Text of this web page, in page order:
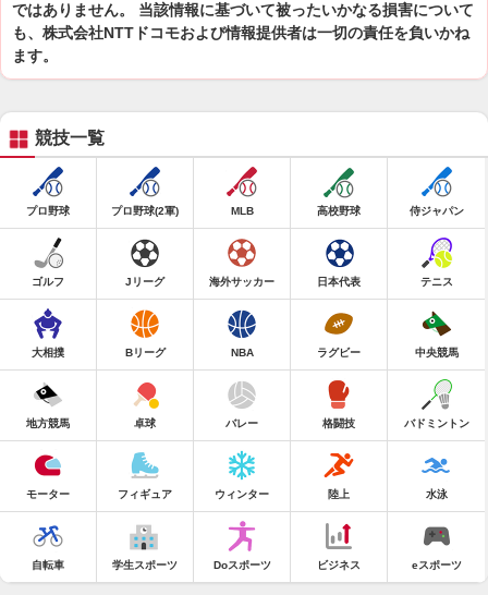
ではありません。 当該情報に基づいて被ったいかなる損害について
も、株式会社NTTドコモおよび情報提供者は一切の責任を負いかね
ます。
競技一覧
プロ野球 プロ野球(2軍) MLB 高校野球 侍ジャパン
ゴルフ Jリーグ 海外サッカー 日本代表 テニス
大相撲 Bリーグ NBA ラグビー 中央競馬
地方競馬 卓球 バレー 格闘技 バドミントン
モーター フィギュア ウィンター 陸上 水泳
自転車 学生スポーツ Doスポーツ ビジネス eスポーツ